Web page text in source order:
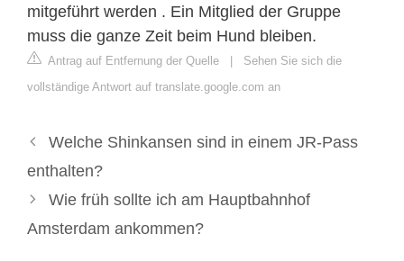
mitgeführt werden . Ein Mitglied der Gruppe
muss die ganze Zeit beim Hund bleiben.
Antrag auf Entfernung der Quelle | Sehen Sie sich die
vollständige Antwort auf translate.google.com an
Welche Shinkansen sind in einem JR-Pass
enthalten?
Wie früh sollte ich am Hauptbahnhof
Amsterdam ankommen?